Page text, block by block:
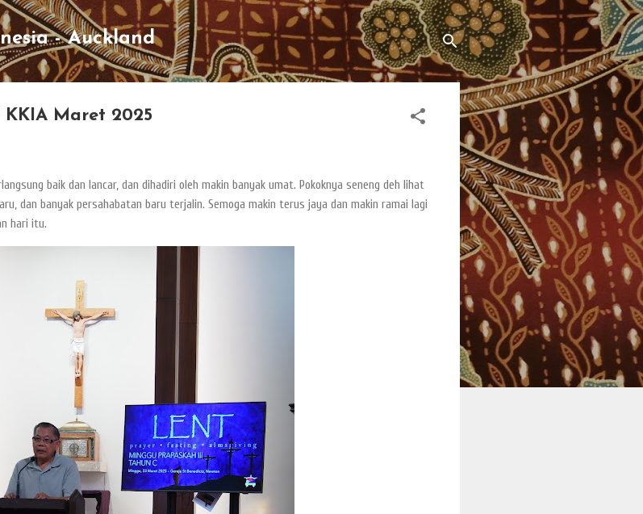
Skip to main content
- Auckland
Maret 2025
baik dan lancar, dan dihadiri oleh makin banyak umat. Pokoknya seneng deh lihat
dan banyak persahabatan baru terjalin. Semoga makin terus jaya dan makin ramai lagi
hari itu.